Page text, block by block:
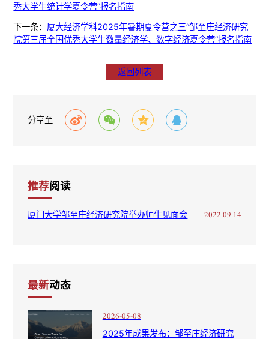
秀大学生统计学夏令营”报名指南
下一条： 厦大经济学科2025年暑期夏令营之三“邹至庄经济研究
院第三届全国优秀大学生数量经济学、数字经济夏令营”报名指南
返回列表
分享至
推荐阅读
厦门大学邹至庄经济研究院举办师生见面会 2022.09.14
最新动态
2026-05-08
2025年成果发布：邹至庄经济研究